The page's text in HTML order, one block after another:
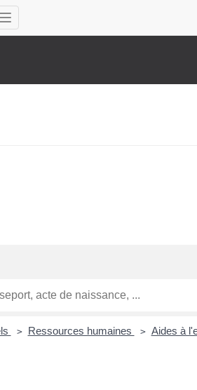
Villemeux-sur-Eure
Déplier
> Ressources humaines > Aides à